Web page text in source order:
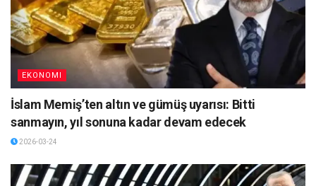
EKONOMI
İslam Memiş’ten altın ve gümüş uyarısı: Bitti
sanmayın, yıl sonuna kadar devam edecek
2026-03-24